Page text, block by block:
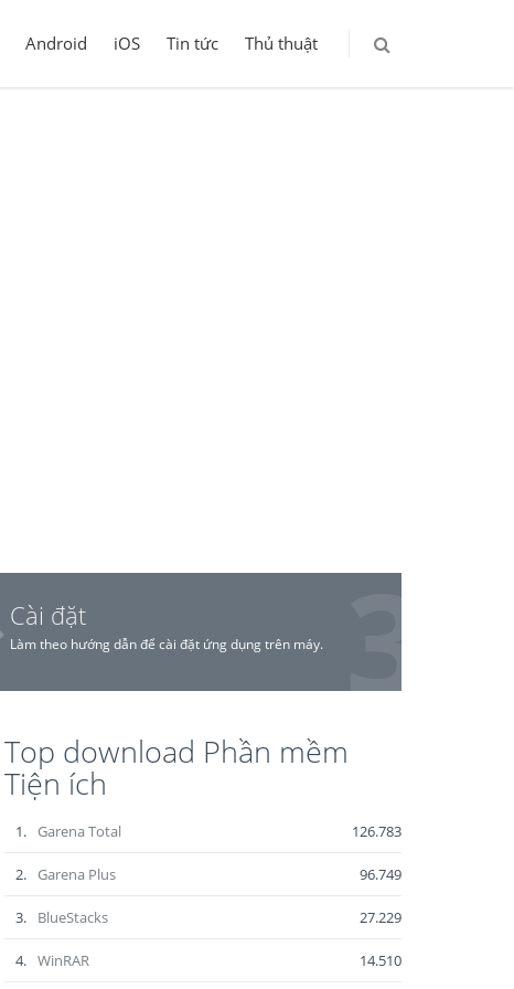
Android iOS Tin tức Thủ thuật
Cài đặt
Làm theo hướng dẫn để cài đặt ứng dụng trên máy.
Top download Phần mềm
Tiện ích
1. Garena Total 126.783
2. Garena Plus 96.749
3. BlueStacks 27.229
4. WinRAR 14.510